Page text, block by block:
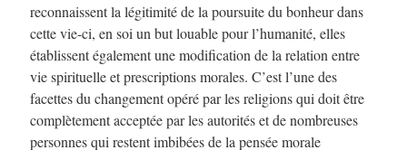
reconnaissent la légitimité de la poursuite du bonheur dans
cette vie-ci, en soi un but louable pour l’humanité, elles
établissent également une modification de la relation entre
vie spirituelle et prescriptions morales. C’est l’une des
facettes du changement opéré par les religions qui doit être
complètement acceptée par les autorités et de nombreuses
personnes qui restent imbibées de la pensée morale